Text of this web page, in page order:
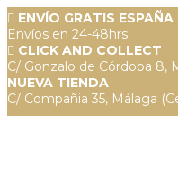
ENVÍO GRATIS
Envíos en 24-48hrs
CLICK AND COLLECT
C/ Gonzalo de Córdoba 8,
NUEVA TIENDA
C/ Compañia 35, Málaga